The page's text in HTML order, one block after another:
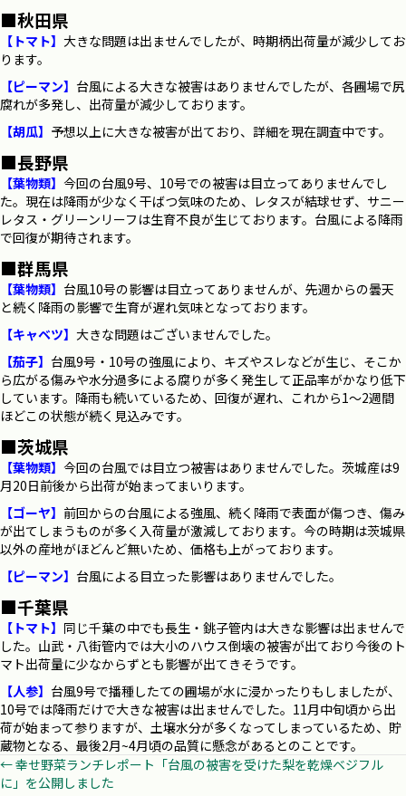
■秋田県
【トマト】 大きな問題は出ませんでしたが、時期柄出荷量が減少してお
ります。
【ピーマン】 台風による大きな被害はありませんでしたが、各圃場で尻
腐れが多発し、出荷量が減少しております。
【胡瓜】 予想以上に大きな被害が出ており、詳細を現在調査中です。
■長野県
【葉物類】 今回の台風9号、10号での被害は目立ってありませんでし
た。現在は降雨が少なく干ばつ気味のため、レタスが結球せず、サニー
レタス・グリーンリーフは生育不良が生じております。台風による降雨
で回復が期待されます。
■群馬県
【葉物類】 台風10号の影響は目立ってありませんが、先週からの曇天
と続く降雨の影響で生育が遅れ気味となっております。
【キャベツ】 大きな問題はございませんでした。
【茄子】 台風9号・10号の強風により、キズやスレなどが生じ、そこか
ら広がる傷みや水分過多による腐りが多く発生して正品率がかなり低下
しています。降雨も続いているため、回復が遅れ、これから1～2週間
ほどこの状態が続く見込みです。
■茨城県
【葉物類】 今回の台風では目立つ被害はありませんでした。茨城産は9
月20日前後から出荷が始まってまいります。
【ゴーヤ】 前回からの台風による強風、続く降雨で表面が傷つき、傷み
が出てしまうものが多く入荷量が激減しております。今の時期は茨城県
以外の産地がほどんど無いため、価格も上がっております。
【ピーマン】 台風による目立った影響はありませんでした。
■千葉県
【トマト】 同じ千葉の中でも長生・銚子管内は大きな影響は出ませんで
した。山武・八街管内では大小のハウス倒壊の被害が出ており今後のト
マト出荷量に少なからずとも影響が出てきそうです。
【人参】 台風9号で播種したての圃場が水に浸かったりもしましたが、
10号では降雨だけで大きな被害は出ませんでした。11月中旬頃から出
荷が始まって参りますが、土壌水分が多くなってしまっているため、貯
蔵物となる、最後2月~4月頃の品質に懸念があるとのことです。
Posts
← 幸せ野菜ランチレポート「台風の被害を受けた梨を乾燥ベジフル
に」を公開しました